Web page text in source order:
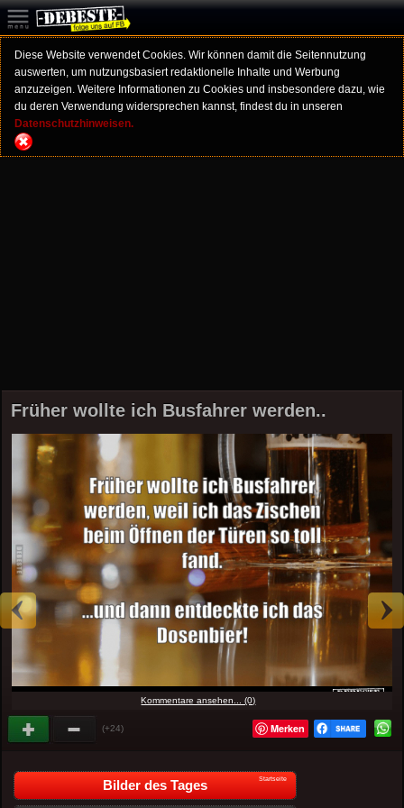
Diese Website verwendet Cookies. Wir können damit die Seitennutzung
auswerten, um nutzungsbasiert redaktionelle Inhalte und Werbung
anzuzeigen. Weitere Informationen zu Cookies und insbesondere dazu, wie
du deren Verwendung widersprechen kannst, findest du in unseren
Datenschutzhinweisen.
Früher wollte ich Busfahrer werden..
Kommentare ansehen... (0)
(+24) Merken
Bilder des Tages Startseite